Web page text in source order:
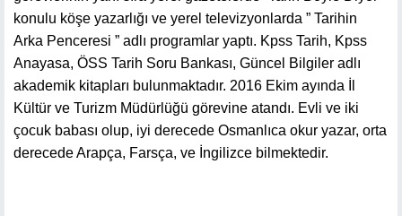
konulu köşe yazarlığı ve yerel televizyonlarda ” Tarihin
Arka Penceresi ” adlı programlar yaptı. Kpss Tarih, Kpss
Anayasa, ÖSS Tarih Soru Bankası, Güncel Bilgiler adlı
akademik kitapları bulunmaktadır. 2016 Ekim ayında İl
Kültür ve Turizm Müdürlüğü görevine atandı. Evli ve iki
çocuk babası olup, iyi derecede Osmanlıca okur yazar, orta
derecede Arapça, Farsça, ve İngilizce bilmektedir.